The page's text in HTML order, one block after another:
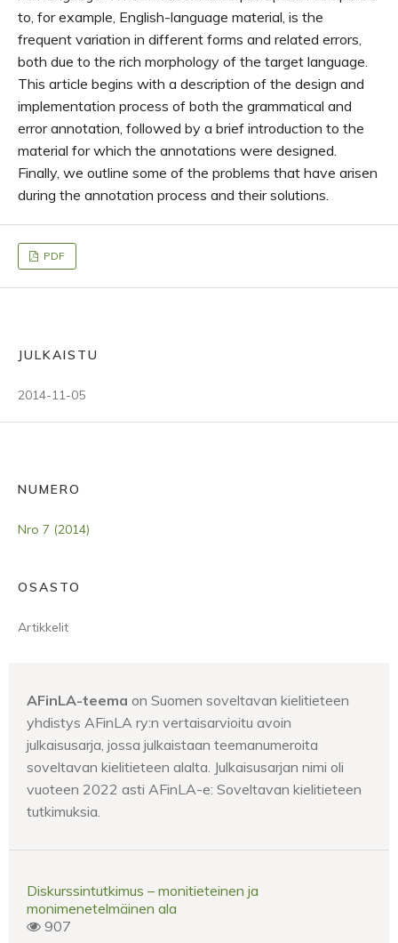
to, for example, English-language material, is the
frequent variation in different forms and related errors,
both due to the rich morphology of the target language.
This article begins with a description of the design and
implementation process of both the grammatical and
error annotation, followed by a brief introduction to the
material for which the annotations were designed.
Finally, we outline some of the problems that have arisen
during the annotation process and their solutions.
PDF
JULKAISTU
2014-11-05
NUMERO
Nro 7 (2014)
OSASTO
Artikkelit
AFinLA-teema on Suomen soveltavan kielitieteen
yhdistys AFinLA ry:n vertaisarvioitu avoin
julkaisusarja, jossa julkaistaan teemanumeroita
soveltavan kielitieteen alalta. Julkaisusarjan nimi oli
vuoteen 2022 asti AFinLA-e: Soveltavan kielitieteen
tutkimuksia.
Diskurssintutkimus – monitieteinen ja
monimenetelmäinen ala
907